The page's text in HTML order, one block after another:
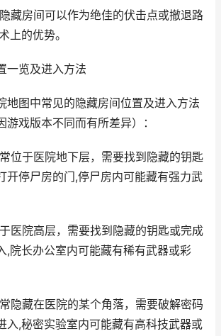
藏房间可以作为绝佳的伏击点或撤退路
上的优势。
一览及进入方法
地图中常见的隐藏房间位置及进入方法
游戏版本不同而有所差异）：
位于医院地下层，需要找到隐藏的钥匙
开停尸房的门,停尸房内可能藏有强力武
医院高层，需要找到隐藏的钥匙或完成
,院长办公室内可能藏有稀有武器或彩
隐藏在医院的某个角落，需要破解密码
入,秘密实验室内可能藏有高科技武器或